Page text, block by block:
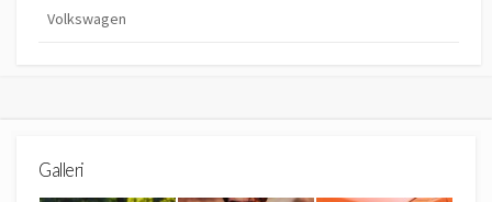
Volkswagen
Galleri